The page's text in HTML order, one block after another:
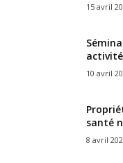
15 avril
10 avril
santé
8 avril